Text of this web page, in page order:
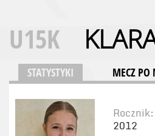
U15K
STATYSTYKI MECZ PO
Rocznik:
2012